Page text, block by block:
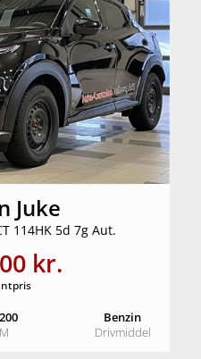
Juke
114HK 5d 7g Aut.
kr.
Benzin
Drivmiddel